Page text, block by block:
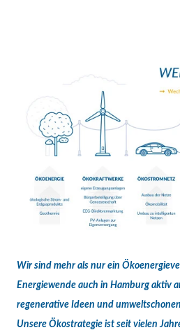
Wir sind mehr als nur ein
Energiewende auch in Hamburg aktiv
regenerative Ideen und
Unsere Ökostrategie ist seit vielen